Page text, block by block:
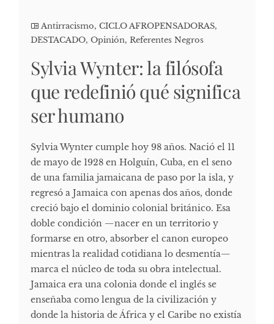
Antirracismo, CICLO AFROPENSADORAS,
DESTACADO, Opinión, Referentes Negros
Sylvia Wynter: la filósofa
que redefinió qué significa
ser humano
Sylvia Wynter cumple hoy 98 años. Nació el 11
de mayo de 1928 en Holguín, Cuba, en el seno
de una familia jamaicana de paso por la isla, y
regresó a Jamaica con apenas dos años, donde
creció bajo el dominio colonial británico. Esa
doble condición —nacer en un territorio y
formarse en otro, absorber el canon europeo
mientras la realidad cotidiana lo desmentía—
marca el núcleo de toda su obra intelectual.
Jamaica era una colonia donde el inglés se
enseñaba como lengua de la civilización y
donde la historia de África y el Caribe no existía